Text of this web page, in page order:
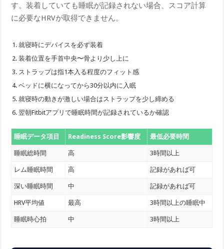
す。装着していても睡眠が記録されない場合、スコア計算
に必要なHRVが取得できません。
就寝時にデバイスを必ず装着
装着位置を手首中央〜骨より少し上に
ストラップは指1本入る程度のフィット感
ベッドに横になってから30分以内に入眠
就寝時の動きが激しい場合はストラップを少し締める
翌朝Fitbitアプリで睡眠時間が記録されているか確認
睡眠データ項目 Readiness Score影響度 最低必要時間
睡眠総時間 高 3時間以上
レム睡眠時間 高 記録があれば可
深い睡眠時間 中 記録があれば可
HRV平均値 最高 3時間以上の睡眠中
睡眠時心拍 中 3時間以上